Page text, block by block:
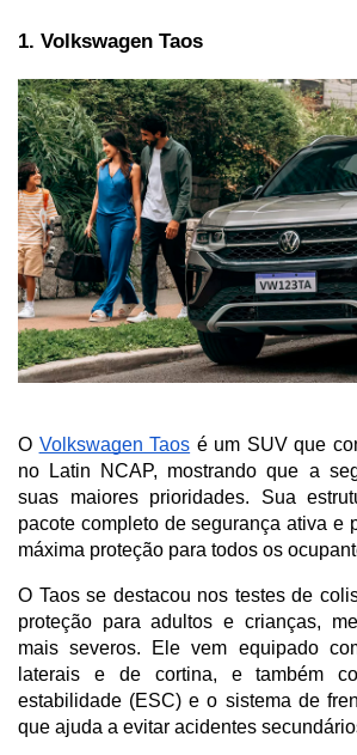
1. Volkswagen Taos
O Volkswagen Taos é um SUV que
no Latin NCAP, mostrando que a
suas maiores prioridades. Sua
pacote completo de segurança ativa e
máxima proteção para todos os
O Taos se destacou nos testes de
proteção para adultos e crianças,
mais severos. Ele vem equipado
laterais e de cortina, e também
estabilidade (ESC) e o sistema de
que ajuda a evitar acidentes